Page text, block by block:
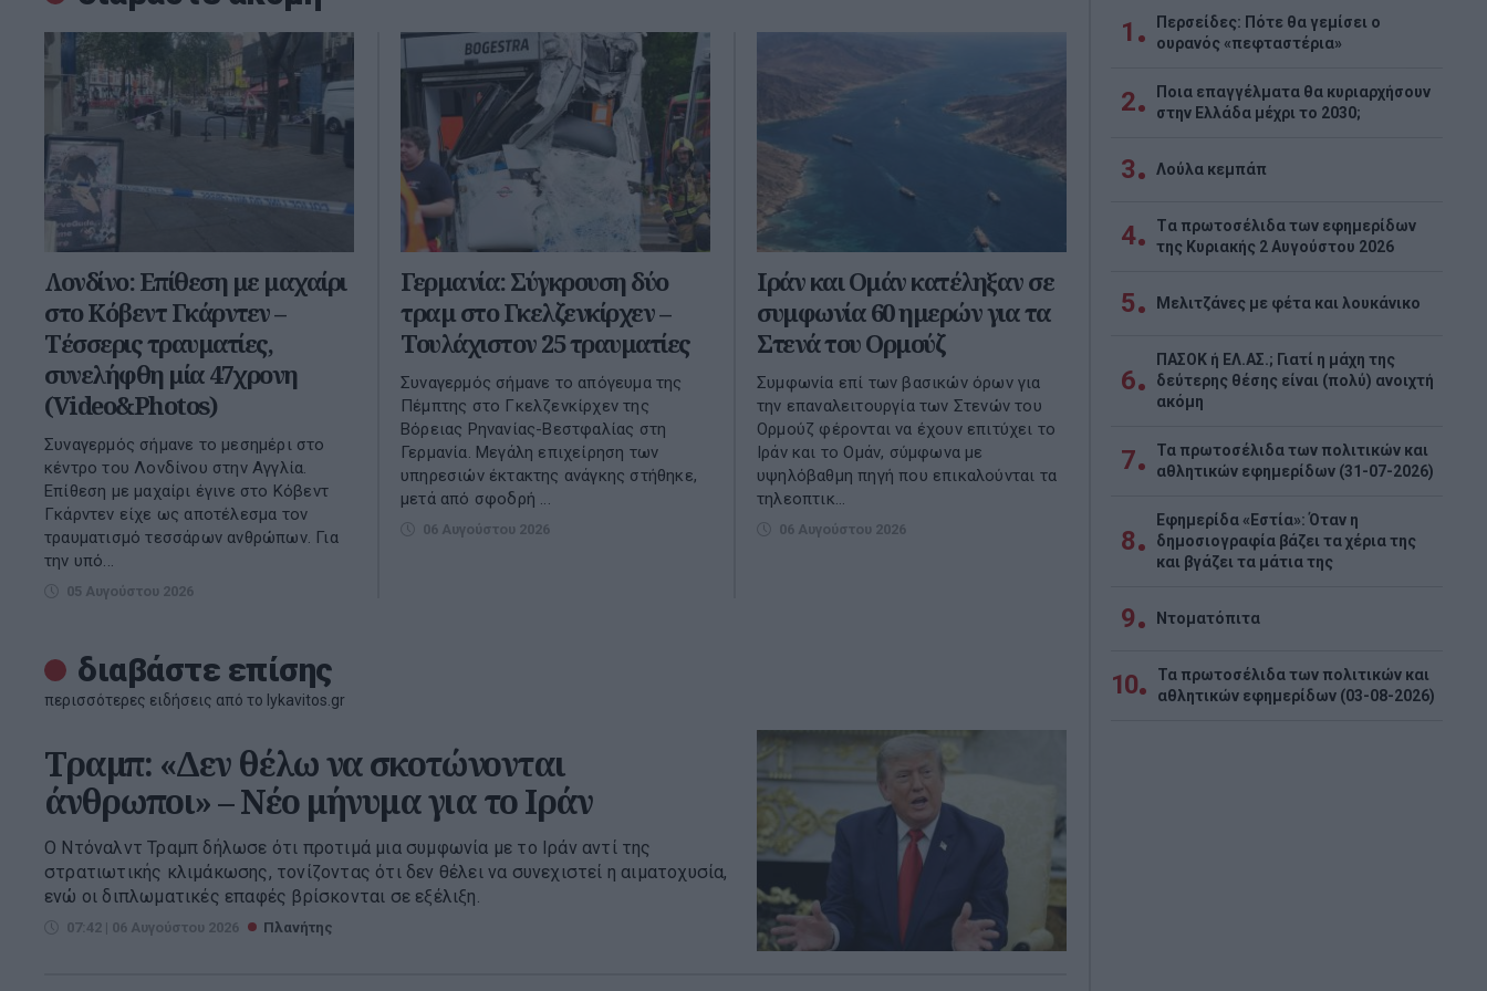
Λονδίνο: Επίθεση με μαχαίρι
στο Κόβεντ Γκάρντεν –
Τέσσερις τραυματίες,
συνελήφθη μία 47χρονη
(Video&Photos)
Συναγερμός σήμανε το μεσημέρι στο
κέντρο του Λονδίνου στην Αγγλία.
Επίθεση με μαχαίρι έγινε στο Κόβεντ
Γκάρντεν είχε ως αποτέλεσμα τον
τραυματισμό τεσσάρων ανθρώπων. Για
την υπό...
05 Αυγούστου 2026
Γερμανία: Σύγκρουση δύο
τραμ στο Γκελζενκίρχεν –
Τουλάχιστον 25 τραυματίες
Συναγερμός σήμανε το απόγευμα της
Πέμπτης στο Γκελζενκίρχεν της
Βόρειας Ρηνανίας-Βεστφαλίας στη
Γερμανία. Μεγάλη επιχείρηση των
υπηρεσιών έκτακτης ανάγκης στήθηκε,
μετά από σφοδρή ...
06 Αυγούστου 2026
Ιράν και Ομάν κατέληξαν σε
συμφωνία 60 ημερών για τα
Στενά του Ορμούζ
Συμφωνία επί των βασικών όρων για
την επαναλειτουργία των Στενών του
Ορμούζ φέρονται να έχουν επιτύχει το
Ιράν και το Ομάν, σύμφωνα με
υψηλόβαθμη πηγή που επικαλούνται τα
τηλεοπτικ...
06 Αυγούστου 2026
διαβάστε επίσης
περισσότερες ειδήσεις από το lykavitos.gr
Τραμπ: «Δεν θέλω να σκοτώνονται
άνθρωποι» – Νέο μήνυμα για το Ιράν
Ο Ντόναλντ Τραμπ δήλωσε ότι προτιμά μια συμφωνία με το Ιράν αντί της
στρατιωτικής κλιμάκωσης, τονίζοντας ότι δεν θέλει να συνεχιστεί η αιματοχυσία,
ενώ οι διπλωματικές επαφές βρίσκονται σε εξέλιξη.
07:42 | 06 Αυγούστου 2026 Πλανήτης
1
Περσείδες: Πότε θα γεμίσει ο
ουρανός «πεφταστέρια»
2
Ποια επαγγέλματα θα κυριαρχήσουν
στην Ελλάδα μέχρι το 2030;
3 Λούλα κεμπάπ
4
Tα πρωτοσέλιδα των εφημερίδων
της Κυριακής 2 Αυγούστου 2026
5 Μελιτζάνες με φέτα και λουκάνικο
6
ΠΑΣΟΚ ή ΕΛ.ΑΣ.; Γιατί η μάχη της
δεύτερης θέσης είναι (πολύ) ανοιχτή
ακόμη
7
Τα πρωτοσέλιδα των πολιτικών και
αθλητικών εφημερίδων (31-07-2026)
8
Εφημερίδα «Εστία»: Όταν η
δημοσιογραφία βάζει τα χέρια της
και βγάζει τα μάτια της
9 Ντοματόπιτα
10
Τα πρωτοσέλιδα των πολιτικών και
αθλητικών εφημερίδων (03-08-2026)